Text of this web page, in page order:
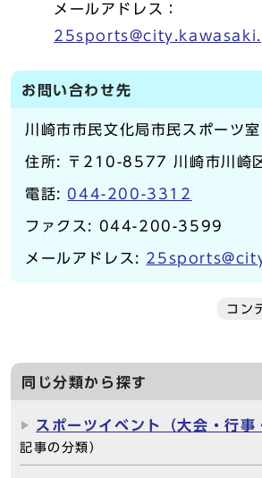
メールアドレス：
お問い合わせ先
川崎市市民文化局市民スポーツ室
住所: 〒210-8577 川崎市川崎
電話: 044-200-3312
ファクス: 044-200-3599
メールアドレス:
コン
同じ分類から探す
スポーツイベント（大会・行事
記事の分類）